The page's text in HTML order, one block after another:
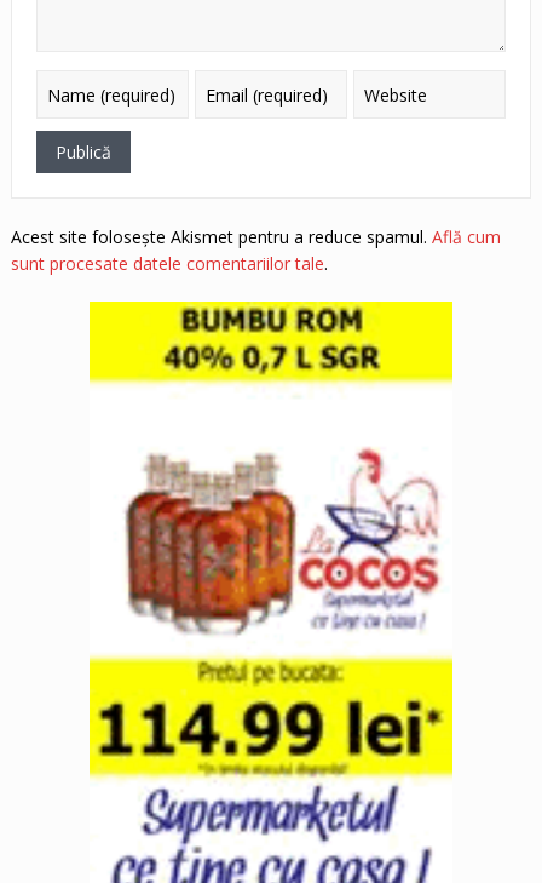
Acest site folosește Akismet pentru a reduce spamul. Află cum
sunt procesate datele comentariilor tale.